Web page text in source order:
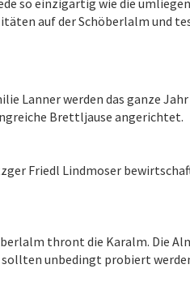
so einzigartig wie die
auf der Schöberlalm und
Lanner werden das ganze
Brettljause angerichtet.
Friedl Lindmoser
thront die Karalm. Die
unbedingt probiert